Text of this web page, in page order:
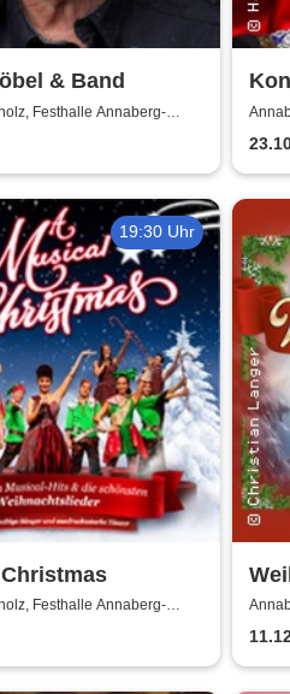
& Band
Festhalle Annaberg-
19:30 Uhr
Festhalle Annaberg-